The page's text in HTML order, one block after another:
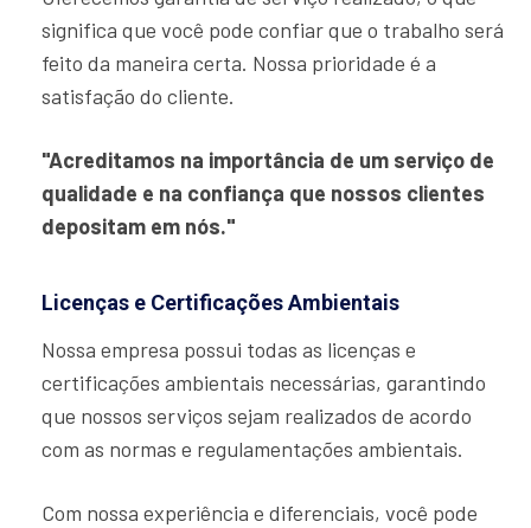
significa que você pode confiar que o trabalho será
feito da maneira certa. Nossa prioridade é a
satisfação do cliente.
"Acreditamos na importância de um serviço de
qualidade e na confiança que nossos clientes
depositam em nós."
Licenças e Certificações Ambientais
Nossa empresa possui todas as licenças e
certificações ambientais necessárias, garantindo
que nossos serviços sejam realizados de acordo
com as normas e regulamentações ambientais.
Com nossa experiência e diferenciais, você pode